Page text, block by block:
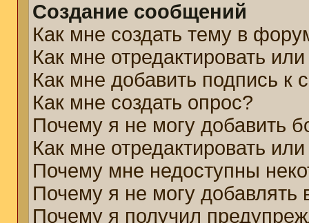
Создание сообщений
Как мне создать тему в
Как мне отредактировать
Как мне добавить подпись
Как мне создать опрос?
Почему я не могу добавить
Как мне отредактировать
Почему мне недоступны
Почему я не могу добавлять
Почему я получил